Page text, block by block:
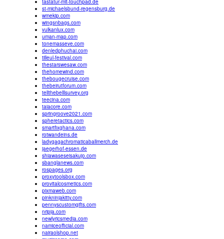
st-michaelsbund-regensburg.de
wmekip.com
wingsnbags.com
vulkanlux.com
uman-map.com
tonemasseve.com
denledphuchai.com
tilleul-festival.com
thestarswesaw.com
thehomewind.com
thebougecruise.com
thebeirutforum.com
tellthebelllsurvey.org
teecina.com
taiacore.com
springroove2021.com
spheretactics.com
smartfixghana.com
rotwandeins.de
ladygagachromaticaballmerch.de
jaegerhof-essen.de
shiawaseseisakujo.com
sbanglanews.com
rospages.org
proxytoolsbox.com
provitalcosmetics.com
pixmaweb.com
pinkninjakitty.com
pennyscustomgifts.com
nripja.com
newlyricsmedia.com
namiceofficial.com
nairaolshop.net